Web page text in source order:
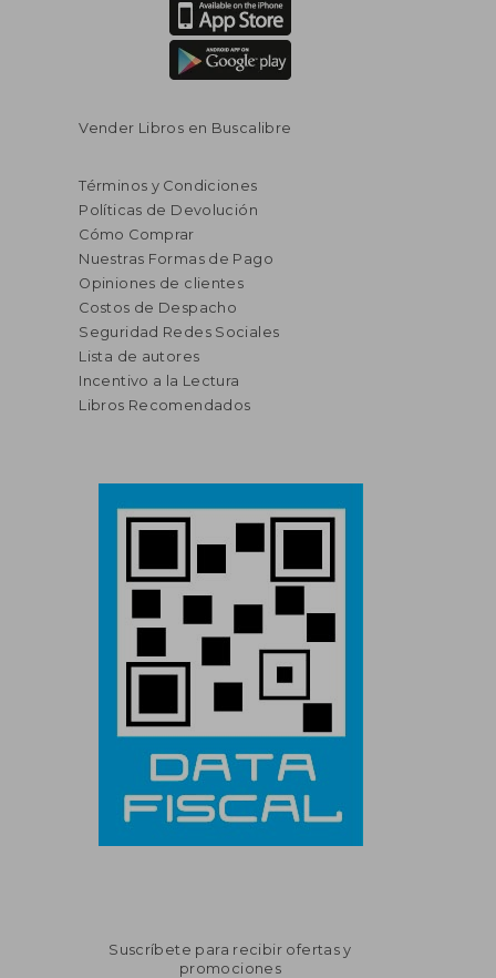
Vender Libros en Buscalibre
Términos y Condiciones
Políticas de Devolución
Cómo Comprar
Nuestras Formas de Pago
Opiniones de clientes
Costos de Despacho
Seguridad Redes Sociales
Lista de autores
Incentivo a la Lectura
Libros Recomendados
Suscríbete para recibir ofertas y
promociones